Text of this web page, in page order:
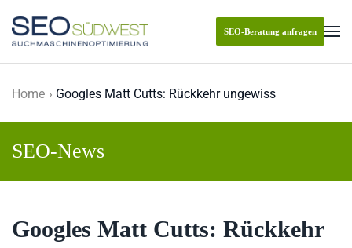
Skip to main content
SEO-Beratung anfragen
Home Googles Matt Cutts: Rückkehr ungewiss
SEO-News
Googles Matt Cutts: Rückkehr